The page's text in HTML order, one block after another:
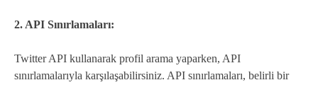
2. API Sınırlamaları:
Twitter API kullanarak profil arama yaparken, API
sınırlamalarıyla karşılaşabilirsiniz. API sınırlamaları, belirli bir